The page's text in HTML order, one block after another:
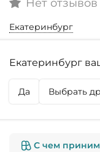
Нет отзывов
Екатеринбург
Екатеринбург
Да Выбрать
г. Екатеринбург
С чем